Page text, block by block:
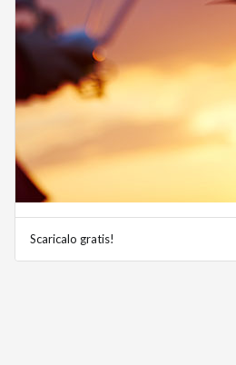
Scaricalo gratis!